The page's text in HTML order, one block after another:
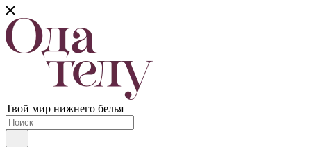
Твой мир нижнего белья